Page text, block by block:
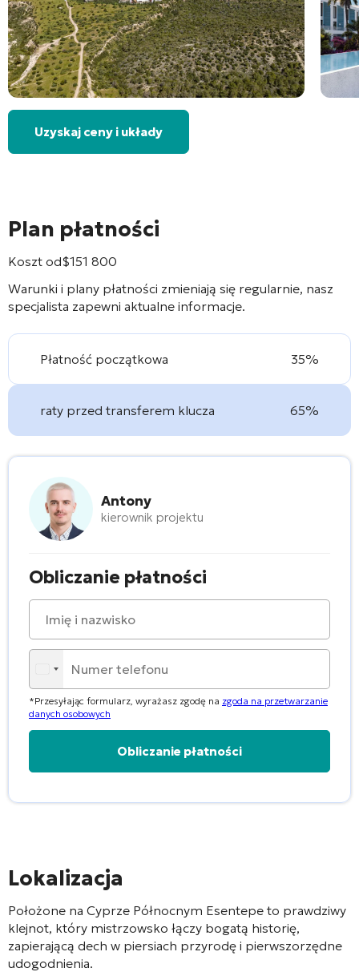
Uzyskaj ceny i układy
Plan płatności
Koszt od$151 800
Warunki i plany płatności zmieniają się regularnie, nasz
specjalista zapewni aktualne informacje.
Płatność początkowa 35%
raty przed transferem klucza 65%
Antony
kierownik projektu
Obliczanie płatności
*Przesyłając formularz, wyrażasz zgodę na zgoda na przetwarzanie
danych osobowych
Lokalizacja
Położone na Cyprze Północnym Esentepe to prawdziwy
klejnot, który mistrzowsko łączy bogatą historię,
zapierającą dech w piersiach przyrodę i pierwszorzędne
udogodnienia.